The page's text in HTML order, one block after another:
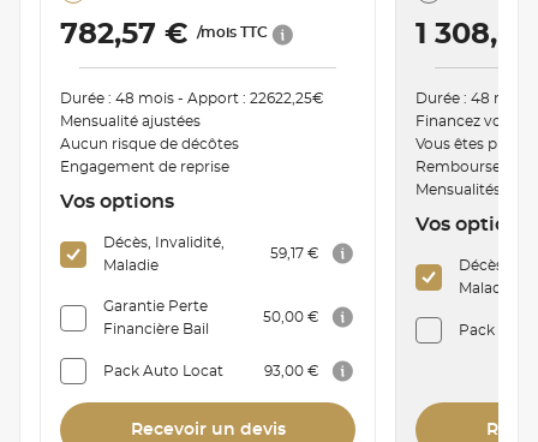
782,57 €/mois TTC
Durée : 48 mois - Apport : 22622,25€
Mensualité ajustées
Aucun risque de décôtes
Engagement de reprise
Vos options
Décès, Invalidité,
Maladie
59,17 €
Garantie Perte
Financière Bail
50,00 €
Pack Auto Locat 93,00 €
Recevoir un devis
1
Durée : 48 mois
Financez votre
Vous êtes
Mensualités
Vos options
Décès,
Maladie
Pack Auto